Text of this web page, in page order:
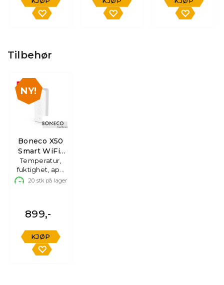
Tilbehør
Boneco X50
Smart WiFi-
sensor
Temperatur,
fuktighet, app
og varsling
20 stk på lager
899,-
KJØP